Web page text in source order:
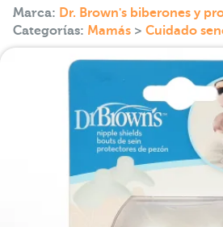
Marca: Dr. Brown's biberones y
Categorías: Mamás > Cuidado